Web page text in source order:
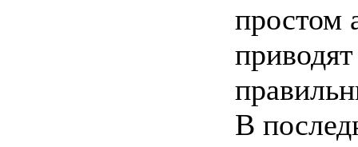
простом
В